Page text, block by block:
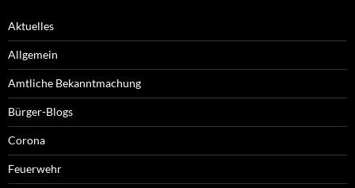
Aktuelles
Allgemein
Amtliche Bekanntmachung
Bürger-Blogs
Corona
Feuerwehr